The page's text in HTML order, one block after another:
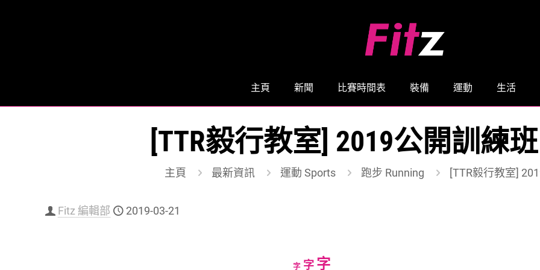
主頁 新聞 比賽時間表 裝備 運動 生活
[TTR毅行教室] 2019公開訓練
主頁 最新資訊 運動 Sports 跑步 Running [TTR毅行教室]
Fitz 編輯部 2019-03-21
字Decrease
字Reset
字Increase